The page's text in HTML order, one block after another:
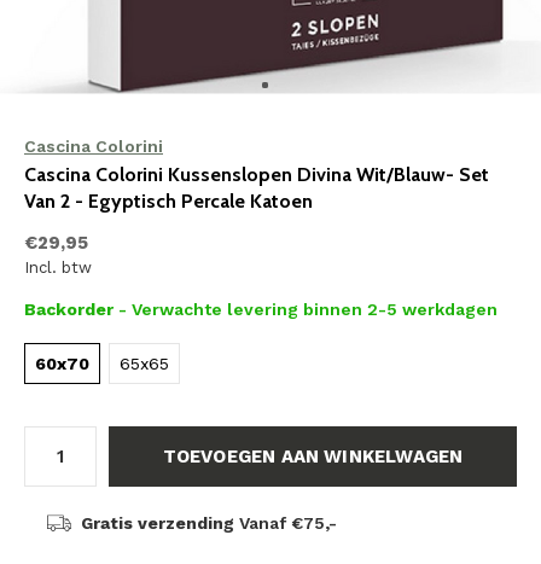
Cascina Colorini
Cascina Colorini Kussenslopen Divina Wit/Blauw- Set
Van 2 - Egyptisch Percale Katoen
€29,95
Incl. btw
Backorder - Verwachte levering binnen 2-5 werkdagen
60x70 65x65
TOEVOEGEN AAN WINKELWAGEN
Gratis verzending Vanaf €75,-